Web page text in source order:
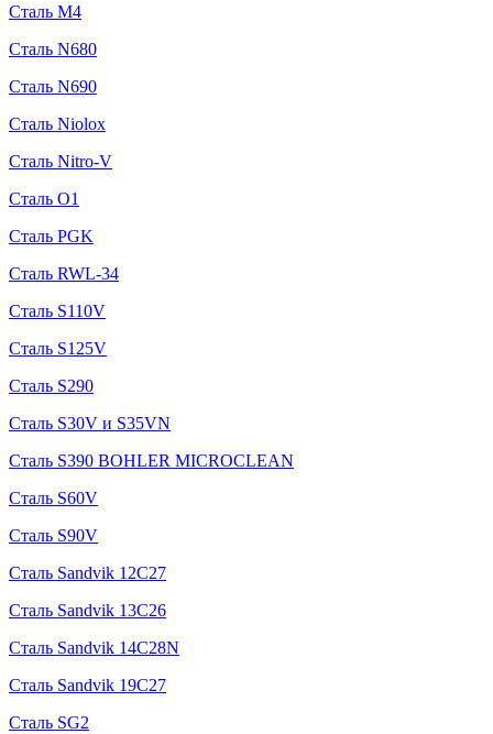
Сталь M4
Сталь N680
Сталь N690
Сталь Niolox
Сталь Nitro-V
Сталь O1
Сталь PGK
Сталь RWL-34
Сталь S110V
Сталь S125V
Сталь S290
Сталь S30V и S35VN
Сталь S390 BOHLER MICROCLEAN
Сталь S60V
Сталь S90V
Сталь Sandvik 12C27
Сталь Sandvik 13C26
Сталь Sandvik 14C28N
Сталь Sandvik 19C27
Сталь SG2